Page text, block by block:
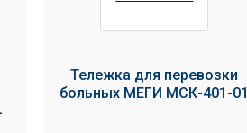
Тележка для перевозки
больных МЕГИ МСК-401-01